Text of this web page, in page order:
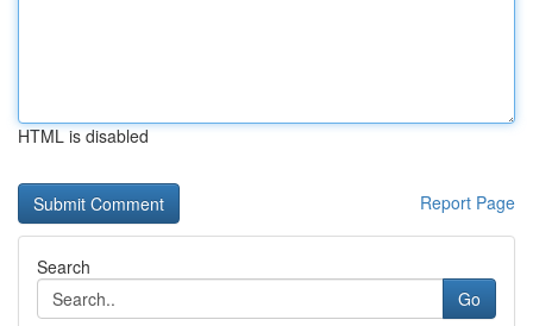
HTML is disabled
Report Page
Search
Go